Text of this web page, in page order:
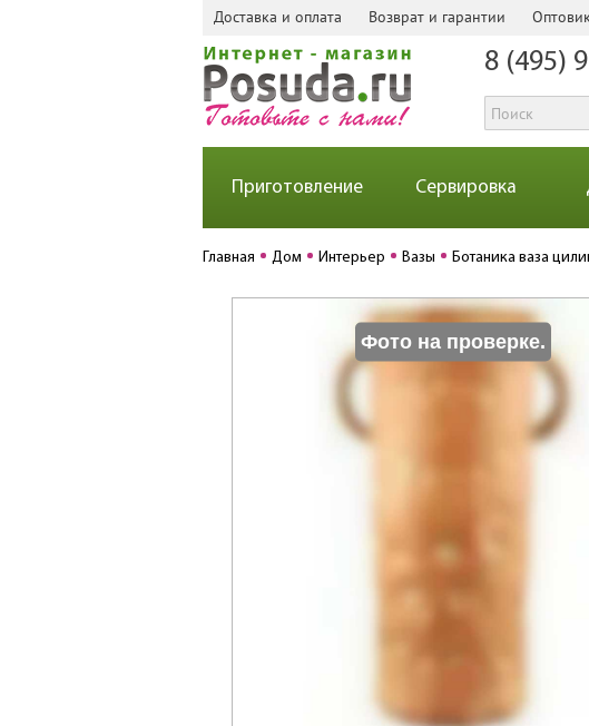
Доставка и оплата Возврат и гарантии
8 (495)
Приготовление Сервировка
Главная Дом Интерьер Вазы Ботаника ваза
Фото на проверке.